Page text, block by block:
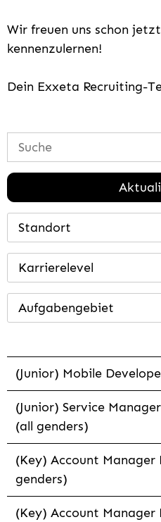
Wir freuen uns schon
kennenzulernen!
Dein Exxeta Recruiting-
Standort
Karrierelevel
Aufgabengebiet
(Junior) Mobile
(Junior) Service
(all genders)
(Key) Account Manager
genders)
(Key) Account Manager